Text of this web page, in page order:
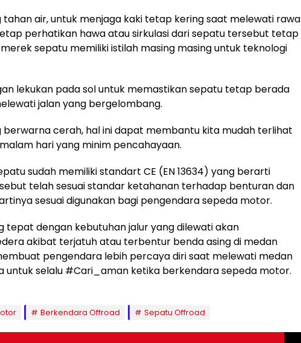
tahan air, untuk menjaga kaki tetap kering saat melewati rawa
perhatikan hawa atau sirkulasi dari sepatu tersebut tetap
sepatu memiliki istilah masing masing untuk teknologi
lekukan pada sol untuk memastikan sepatu tetap berada
jalan yang bergelombang.
berwarna cerah, hal ini dapat membantu kita mudah terlihat
hari yang minim pencahayaan.
sudah memiliki standart CE (EN 13634) yang berarti
telah sesuai standar ketahanan terhadap benturan dan
sesuai digunakan bagi pengendara sepeda motor.
tepat dengan kebutuhan jalur yang dilewati akan
akibat terjatuh atau terbentur benda asing di medan
pengendara lebih percaya diri saat melewati medan
untuk selalu #Cari_aman ketika berkendara sepeda motor.
Berkendara Offroad Sepatu Offroad